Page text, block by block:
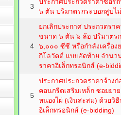
3
๖ ตัน ปริมาตรกระบอกสูบไ
4
ยกเลิกประกาศ ประกวดรา
ขนาด ๖ ตัน ๖ ล้อ ปริมาตร
๖,๐๐๐ ซีซี หรือกำลังเครื่อ
กิโลวัตต์ แบบอัดท้าย จำนว
ราคาอิเล็กทรอนิกส์ (e-
5
ประกาศประกวดราคาจ้าง
คอนกรีตเสริมเหล็ก ซอยยา
หนองไผ่ (เงินสะสม) ด้วยวิ
อิเล็กทรอนิกส์ (e-bidding)